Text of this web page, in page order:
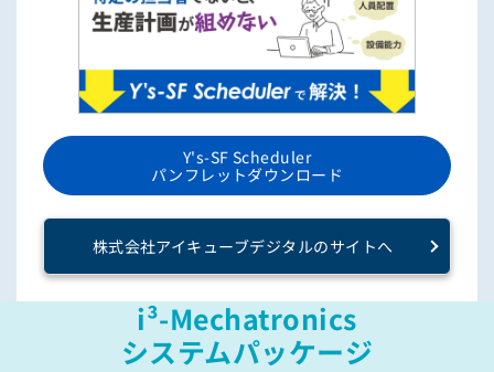
Y's-SF Scheduler
パンフレットダウンロード
株式会社アイキューブデジタルのサイトへ
i³-Mechatronics
システムパッケージ